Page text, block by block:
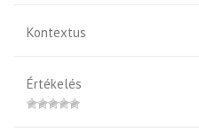
Kontextus
Értékelés